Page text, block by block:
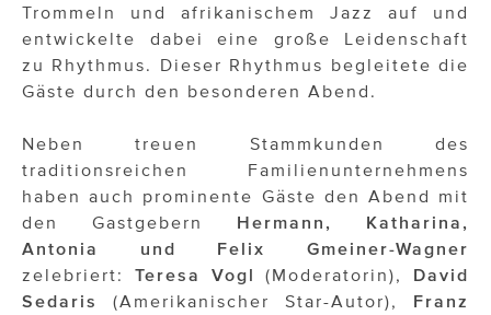
Trommeln und afrikanischem Jazz auf und
entwickelte dabei eine große Leidenschaft
zu Rhythmus. Dieser Rhythmus begleitete die
Gäste durch den besonderen Abend.
Neben treuen Stammkunden des
traditionsreichen Familienunternehmens
haben auch prominente Gäste den Abend mit
den Gastgebern Hermann, Katharina,
Antonia und Felix Gmeiner-Wagner
zelebriert: Teresa Vogl (Moderatorin), David
Sedaris
(Amerikanischer Star-Autor), Franz